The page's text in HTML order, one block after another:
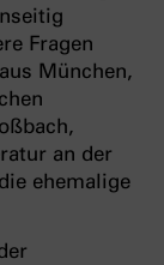
Fragen
München,
an der
ehemalige